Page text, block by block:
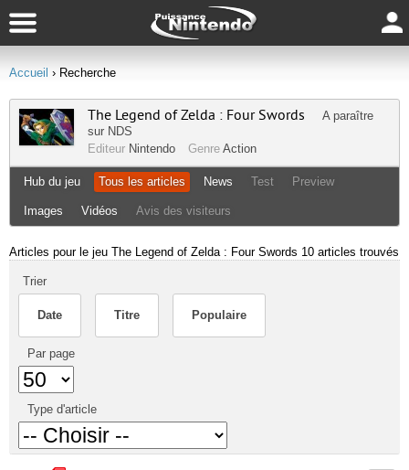
Accueil › Recherche
The Legend of Zelda : Four Swords
A paraître
sur NDS
Editeur Nintendo Genre Action
Hub du jeu Tous les articles News Test Preview
Images Vidéos Avis des visiteurs
Articles pour le jeu The Legend of Zelda : Four Swords 10 articles trouvés
Trier
Date Titre Populaire
Par page
Type d'article